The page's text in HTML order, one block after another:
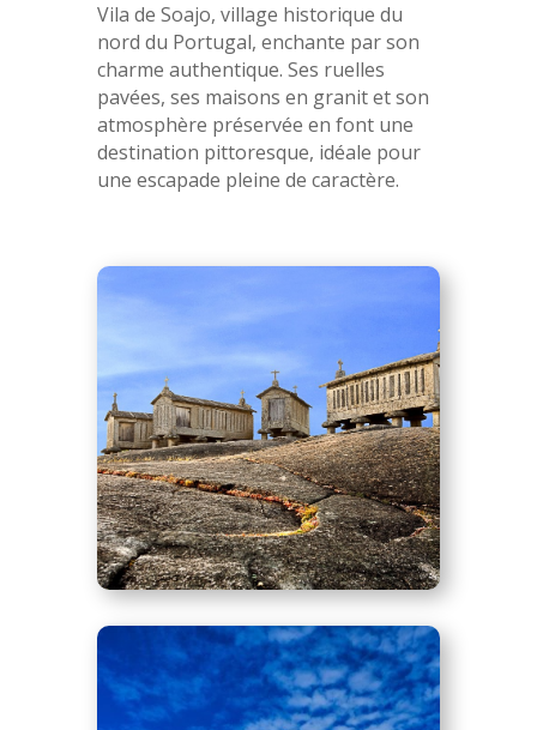
Vila de Soajo, village historique du
nord du Portugal, enchante par son
charme authentique. Ses ruelles
pavées, ses maisons en granit et son
atmosphère préservée en font une
destination pittoresque, idéale pour
une escapade pleine de caractère.